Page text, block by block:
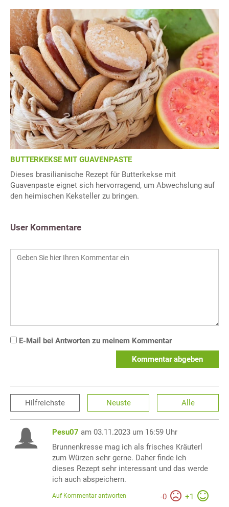
BUTTERKEKSE MIT GUAVENPASTE
Dieses brasilianische Rezept für Butterkekse mit
Guavenpaste eignet sich hervorragend, um Abwechslung auf
den heimischen Keksteller zu bringen.
User Kommentare
E-Mail bei Antworten zu meinem Kommentar
Kommentar abgeben
Hilfreichste Neuste Alle
Pesu07 am 03.11.2023 um 16:59 Uhr
Brunnenkresse mag ich als frisches Kräuterl
zum Würzen sehr gerne. Daher finde ich
dieses Rezept sehr interessant und das werde
ich auch abspeichern.
-0 +1
Auf Kommentar antworten